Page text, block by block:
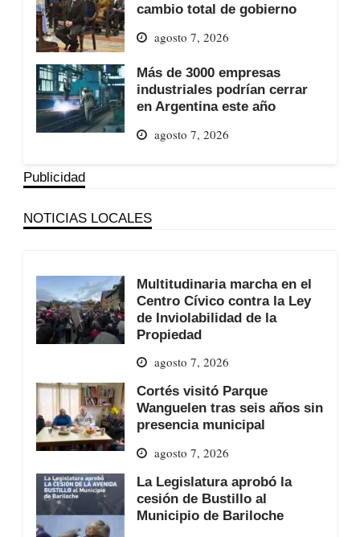
cambio total de gobierno
agosto 7, 2026
Más de 3000 empresas
industriales podrían cerrar
en Argentina este año
agosto 7, 2026
Publicidad
NOTICIAS LOCALES
Multitudinaria marcha en el
Centro Cívico contra la Ley
de Inviolabilidad de la
Propiedad
agosto 7, 2026
Cortés visitó Parque
Wanguelen tras seis años sin
presencia municipal
agosto 7, 2026
La Legislatura aprobó la
cesión de Bustillo al
Municipio de Bariloche